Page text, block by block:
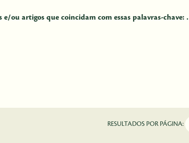
ou artigos que coincidam com essas palavras-chave: .
RESULTADOS POR PÁGINA: